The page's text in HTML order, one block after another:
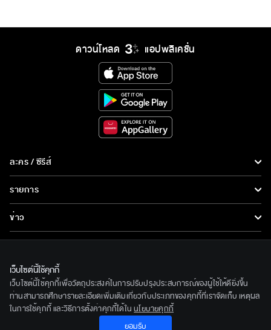
ดาวน์โหลด แอปพลิเคชั่น
ละคร / ซีรีส์
ซีรีส์นานาชาติ
การ์ตูน & เกม
รายการ
ข่าว
ข่าวประชาสัมพันธ์
ทีวีออนไลน์
เกี่ยวกับเรา
BEC World
รู้จักเรา
ติดตามเราได้ที่
เว็บไซต์นี้ใช้คุกกี้
เว็บไซต์นี้ใช้คุกกี้เพื่อวัตถุประสงค์ในการปรับปรุงประสบการณ์ของผู้ใช้ให้ดียิ่งขึ้น
ท่านสามารถศึกษารายละเอียดเพิ่มเติมเกี่ยวกับประเภทของคุกกี้ที่เราจัดเก็บ เหตุผล
ในการใช้คุกกี้ และวิธีการตั้งค่าคุกกี้ได้ใน นโยบายคุกกี้
ยอมรับ